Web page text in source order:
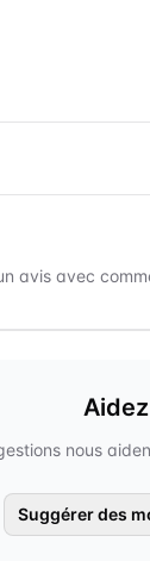
avis avec
nous
Suggérer des